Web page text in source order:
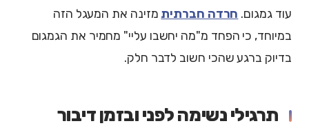
עוד גמגום. חרדה חברתית מזינה את המעגל הזה
במיוחד, כי הפחד מ"מה יחשבו עליי" מחמיר את הגמגום
בדיוק ברגע שהכי חשוב לדבר חלק.
תרגילי נשימה לפני ובזמן דיבור